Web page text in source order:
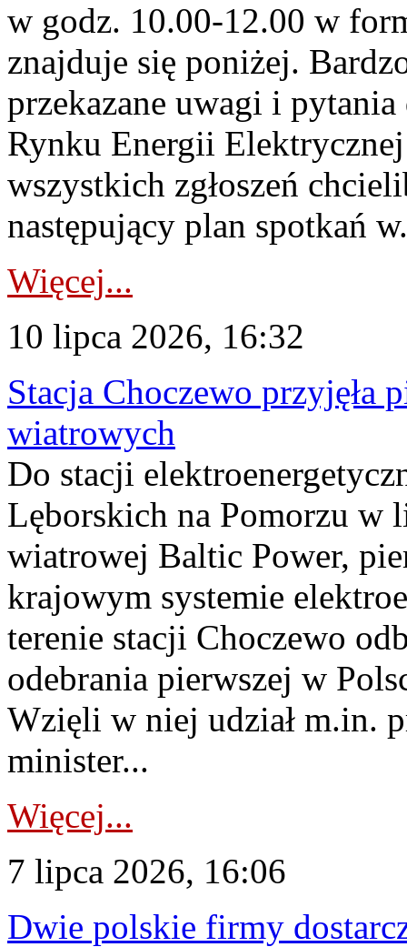
w godz. 10.00-12.00 w
znajduje się poniżej.
przekazane uwagi i
Rynku Energii
wszystkich zgłoszeń
następujący plan spotkań
Więcej...
10 lipca 2026, 16:32
Stacja Choczewo przyjęła
wiatrowych
Do stacji
Lęborskich na Pomorzu w
wiatrowej Baltic Power,
krajowym systemie
terenie stacji Choczewo
odebrania pierwszej w
Wzięli w niej udział m.in.
minister...
Więcej...
7 lipca 2026, 16:06
Dwie polskie firmy